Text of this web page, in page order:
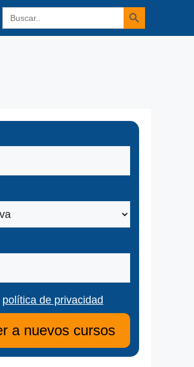
Buscar: Botón de búsqueda
política de privacidad